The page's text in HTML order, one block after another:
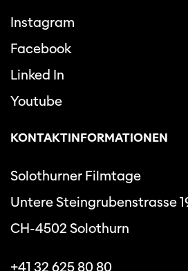
Instagram
Facebook
Linked In
Youtube
KONTAKTINFORMATIONEN
Solothurner Filmtage
Untere Steingrubenstrasse
CH-4502 Solothurn
+41 32 625 80 80